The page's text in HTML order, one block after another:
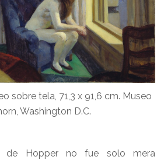
sobre tela, 71,3 x 91,6 cm. Museo
Washington D.C.
de Hopper no fue solo mera